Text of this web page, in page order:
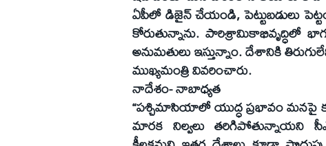
ఏపీలో డిజైన్ చేయండి, పెట్టుబడులు
కోరుతున్నాను.
అనుమతులు ఇస్తున్నాం. దేశానికి
ముఖ్యమంత్రి వివరించారు.
నాదేశం- నాబాధ్యత
“పశ్చిమాసియాలో యుద్ధ ప్రభావం మనపై
మారక నిల్వలు తరిగిపోతున్నాయని